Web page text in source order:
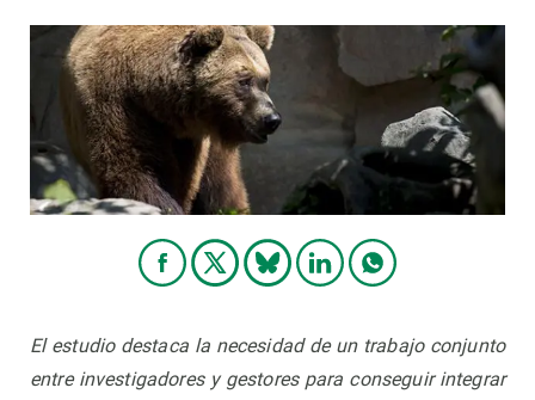
El estudio destaca la necesidad de un trabajo conjunto
entre investigadores y gestores para conseguir integrar